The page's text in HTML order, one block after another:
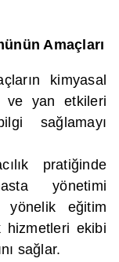
Amaçları
kimyasal
ve yan etkileri
sağlamayı
pratiğinde
yönetimi
yönelik eğitim
hizmetleri ekibi
sağlar.